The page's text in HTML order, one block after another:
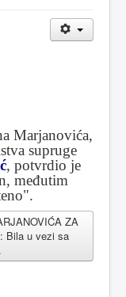
Marjanovića,
supruge
, potvrdio je
međutim
ZA
Bila u vezi sa